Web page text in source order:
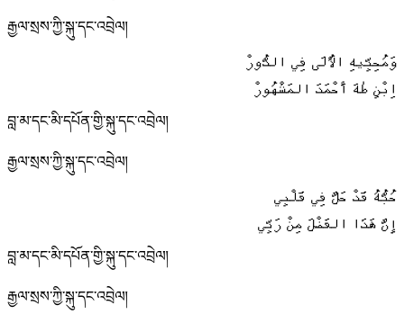
རྒྱལ་སྲས་ཀྱི་སྐུ་དང་འབྲེལ།
وَمُحِبِّيهِ الأُلَى فِي الدُّورْ
اِبْنِ طٰهَ أَحْمَدَ المَشْهُورْ
བླ་མ་དང་མི་དཔོན་གྱི་སྐུ་དང་འབྲེལ།
རྒྱལ་སྲས་ཀྱི་སྐུ་དང་འབྲེལ།
حُبُّهُ قَدْ حَلَّ فِي قَلْبِي
إِنَّ هَذَا الفَضْلَ مِنْ رَبِّي
བླ་མ་དང་མི་དཔོན་གྱི་སྐུ་དང་འབྲེལ།
རྒྱལ་སྲས་ཀྱི་སྐུ་དང་འབྲེལ།